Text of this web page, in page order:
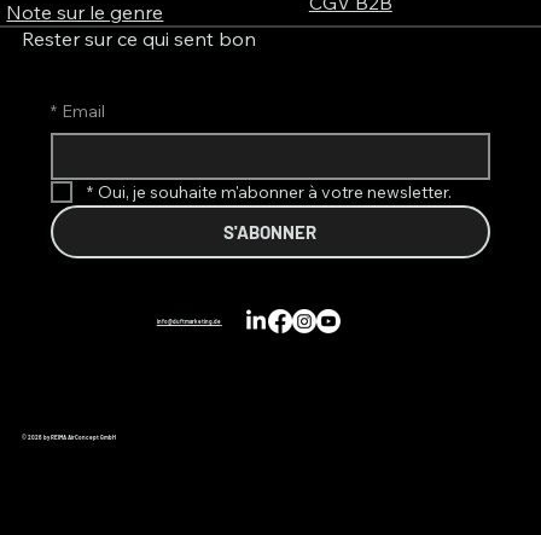
Note sur le genre
Rester sur ce qui sent bon
* Email
* Oui, je souhaite m'abonner à votre newsletter.
S'ABONNER
info@duftmarketing.de
© 2026 by REIMA AirConcept GmbH